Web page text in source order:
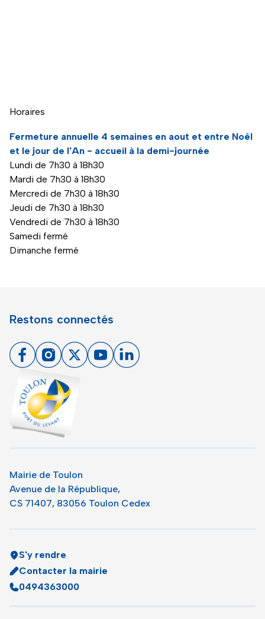
Horaires
Fermeture annuelle 4 semaines en aout et entre Noël
et le jour de l'An - accueil à la demi-journée
Lundi de 7h30 à 18h30
Mardi de 7h30 à 18h30
Mercredi de 7h30 à 18h30
Jeudi de 7h30 à 18h30
Vendredi de 7h30 à 18h30
Samedi fermé
Dimanche fermé
Restons connectés
FacebookInstagram
X YoutubeLinkedin
Mairie de Toulon
Avenue de la République,
CS 71407, 83056 Toulon Cedex
S'y rendre
Contacter la mairie
0494363000